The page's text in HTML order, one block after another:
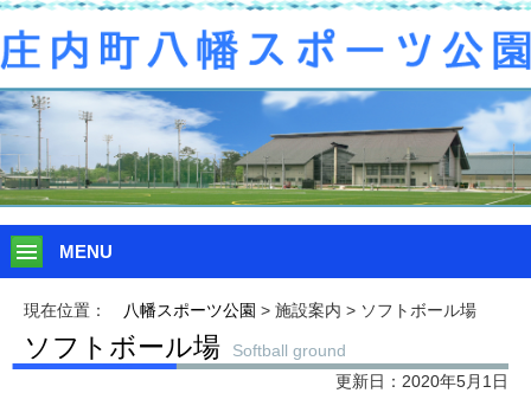
MENU
現在位置： 八幡スポーツ公園 > 施設案内 > ソフトボール場
ソフトボール場 Softball ground
更新日：2020年5月1日